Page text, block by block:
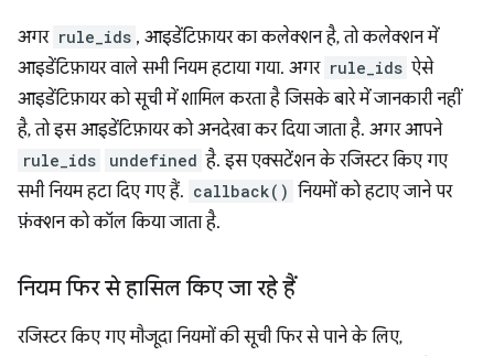
अगर rule_ids , आइडेंटिफ़ायर का कलेक्शन है, तो कलेक्शन में
आइडेंटिफ़ायर वाले सभी नियम हटाया गया. अगर rule_ids ऐसे
आइडेंटिफ़ायर को सूची में शामिल करता है जिसके बारे में जानकारी नहीं
है, तो इस आइडेंटिफ़ायर को अनदेखा कर दिया जाता है. अगर आपने
rule_ids undefined है. इस एक्सटेंशन के रजिस्टर किए गए
सभी नियम हटा दिए गए हैं. callback() नियमों को हटाए जाने पर
फ़ंक्शन को कॉल किया जाता है.
नियम फिर से हासिल किए जा रहे हैं
रजिस्टर किए गए मौजूदा नियमों की सूची फिर से पाने के लिए,